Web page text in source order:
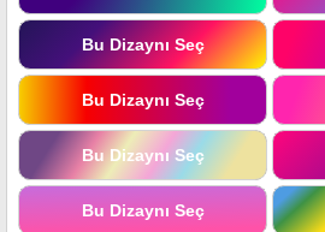
Bu Dizaynı Seç
Bu Dizaynı Seç
Bu Dizaynı Seç
Bu Dizaynı Seç